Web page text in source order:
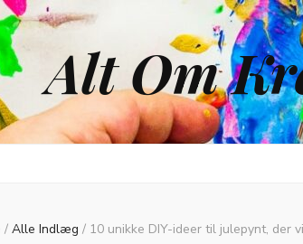
Alt Om
/ Alle Indlæg / 10 unikke DIY-ideer til julepynt, der